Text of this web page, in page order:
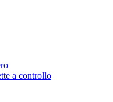
a controllo